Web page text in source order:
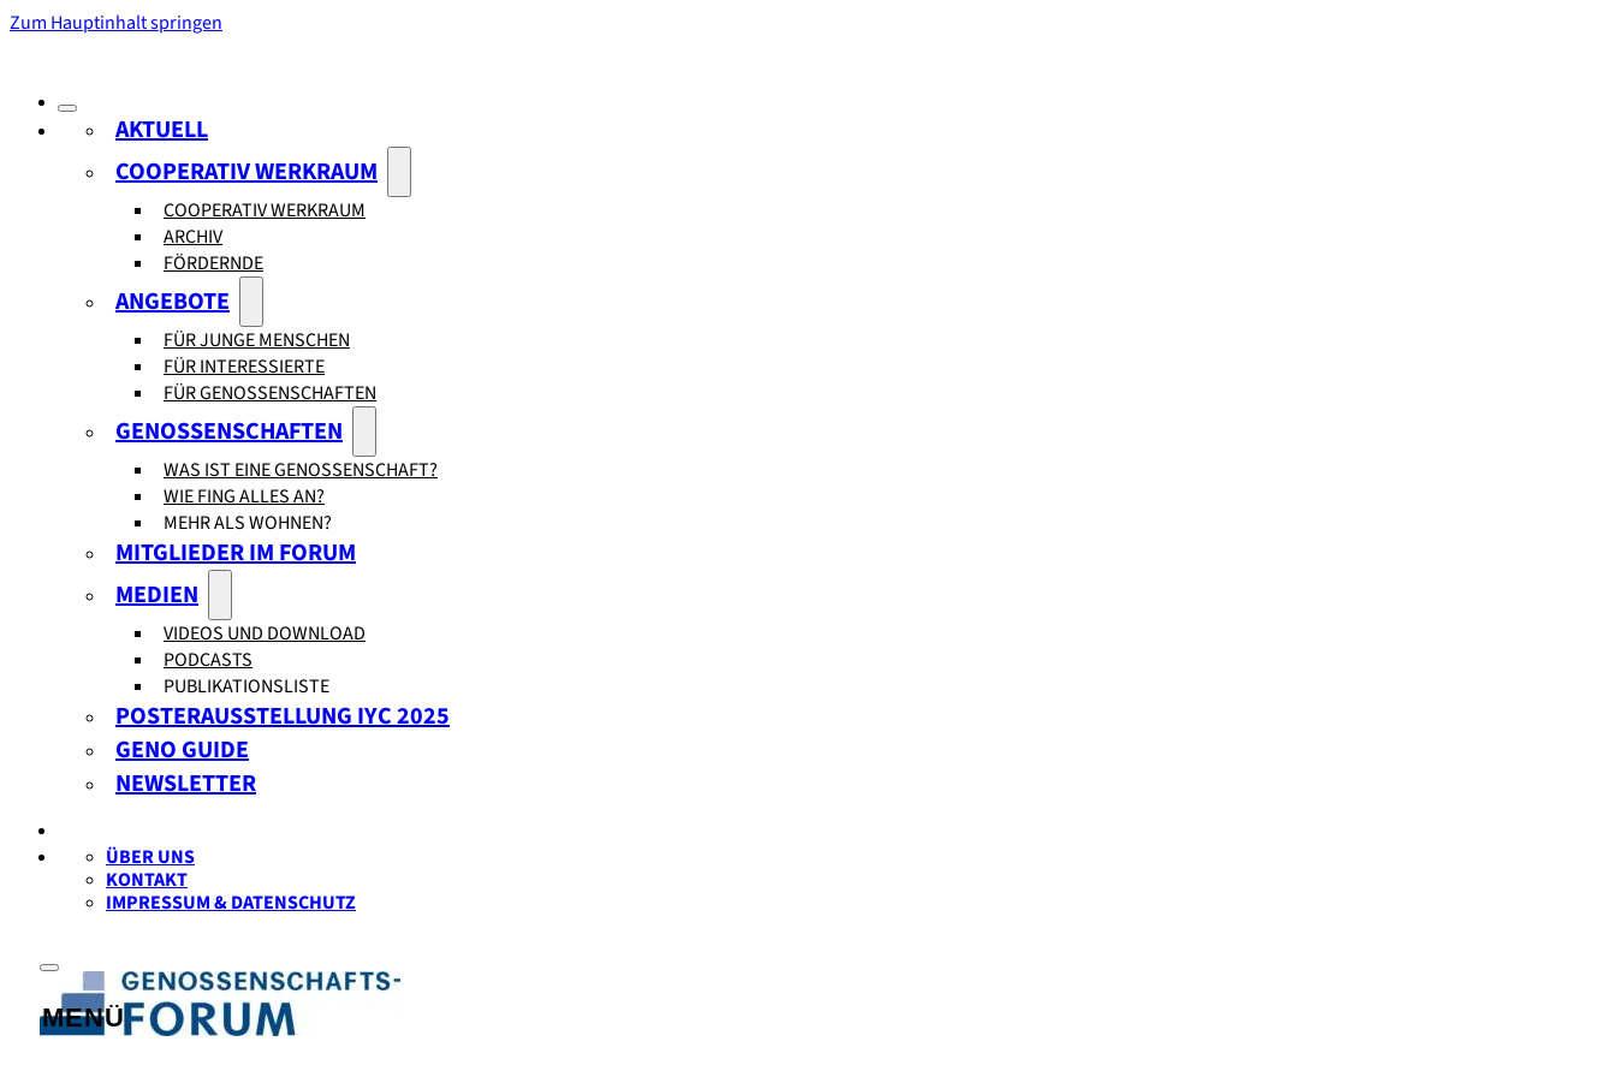
Zum Hauptinhalt springen
AKTUELL
COOPERATIV WERKRAUM
COOPERATIV WERKRAUM
ARCHIV
FÖRDERNDE
ANGEBOTE
FÜR JUNGE MENSCHEN
FÜR INTERESSIERTE
FÜR GENOSSENSCHAFTEN
GENOSSENSCHAFTEN
WAS IST EINE GENOSSENSCHAFT?
WIE FING ALLES AN?
MEHR ALS WOHNEN?
MITGLIEDER IM FORUM
MEDIEN
VIDEOS UND DOWNLOAD
PODCASTS
PUBLIKATIONSLISTE
POSTERAUSSTELLUNG IYC 2025
GENO GUIDE
NEWSLETTER
ÜBER UNS
KONTAKT
IMPRESSUM & DATENSCHUTZ